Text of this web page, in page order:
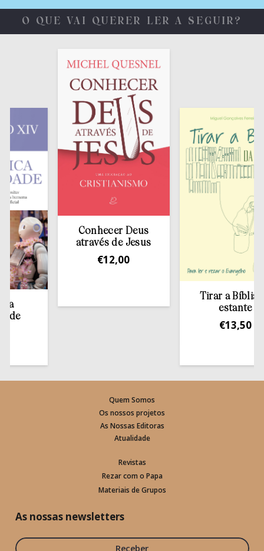
O QUE VAI QUERER LER A SEGUIR?
Conhecer Deus
através de Jesus
12,00
Tirar a Bíblia da
estante
13,50
Quem Somos
Os nossos projetos
As Nossas Editoras
Atualidade
Revistas
Rezar com o Papa
Materiais de Grupos
As nossas newsletters
Receber